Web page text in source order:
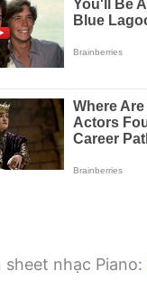
sheet nhạc Piano: